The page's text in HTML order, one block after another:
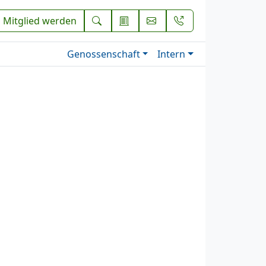
Mitglied werden
Genossenschaft Intern